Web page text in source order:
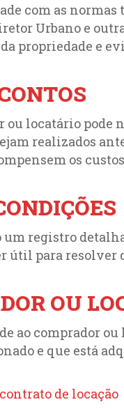
com as normas
Urbano e
propriedade e
ou locatário pode
realizados
os
registro
útil para resolver
OU
ao comprador ou
e que está
de locação